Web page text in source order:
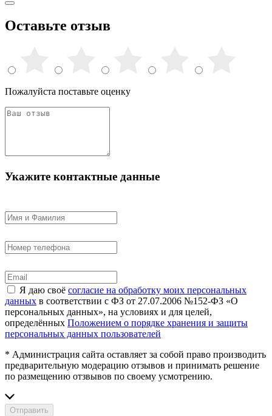
Оставьте отзыв
Пожалуйста поставьте оценку
Укажите контактные данные
Я даю своё согласие на обработку моих персональных
данных в соответствии с ФЗ от 27.07.2006 №152-ФЗ «О
персональных данных», на условиях и для целей,
определённых Положением о порядке хранения и защиты
персональных данных пользователей
* Администрация сайта оставляет за собой право производить
предварительную модерацию отзывов и принимать решение
по размещению отзвывов по своему усмотрению.
Отправить